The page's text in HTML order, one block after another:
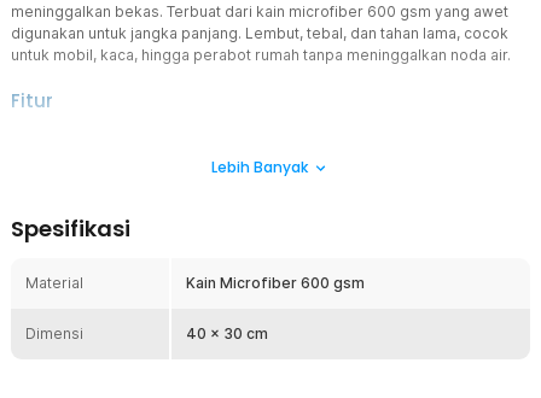
meninggalkan bekas. Terbuat dari kain microfiber 600 gsm yang awet
digunakan untuk jangka panjang. Lembut, tebal, dan tahan lama, cocok
untuk mobil, kaca, hingga perabot rumah tanpa meninggalkan noda air.
Fitur
Pilihan terbaik di kelasnya dengan kepadatan dan ketebalan unggul.
Usap Lembut Tanpa Goresan
halus dan lembut. Dapat digunakan untuk mengelap berbagai
goresan.
Lebih Banyak
Spesifikasi
Material Kain Microfiber 600 gsm
Dimensi 40 x 30 cm